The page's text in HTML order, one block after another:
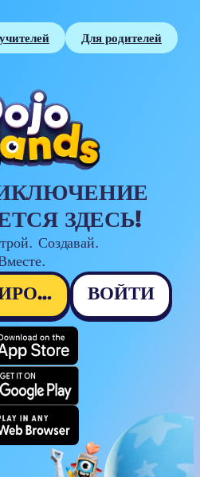
Для родителей
ЗДЕСЬ!
Создавай.
ЗАРЕГИСТРИРОВАТЬСЯ ВОЙТИ